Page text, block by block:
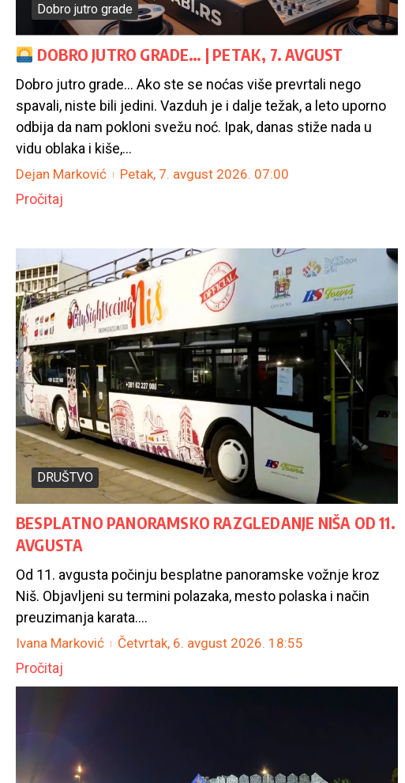
Dobro jutro grade
DOBRO JUTRO GRADE… | PETAK, 7. AVGUST
Dobro jutro grade… Ako ste se noćas više prevrtali nego
spavali, niste bili jedini. Vazduh je i dalje težak, a leto uporno
odbija da nam pokloni svežu noć. Ipak, danas stiže nada u
vidu oblaka i kiše,...
Dejan Marković Petak, 7. avgust 2026. 07:00
Pročitaj
DRUŠTVO
BESPLATNO PANORAMSKO RAZGLEDANJE NIŠA OD 11.
AVGUSTA
Od 11. avgusta počinju besplatne panoramske vožnje kroz
Niš. Objavljeni su termini polazaka, mesto polaska i način
preuzimanja karata....
Ivana Marković Četvrtak, 6. avgust 2026. 18:55
Pročitaj